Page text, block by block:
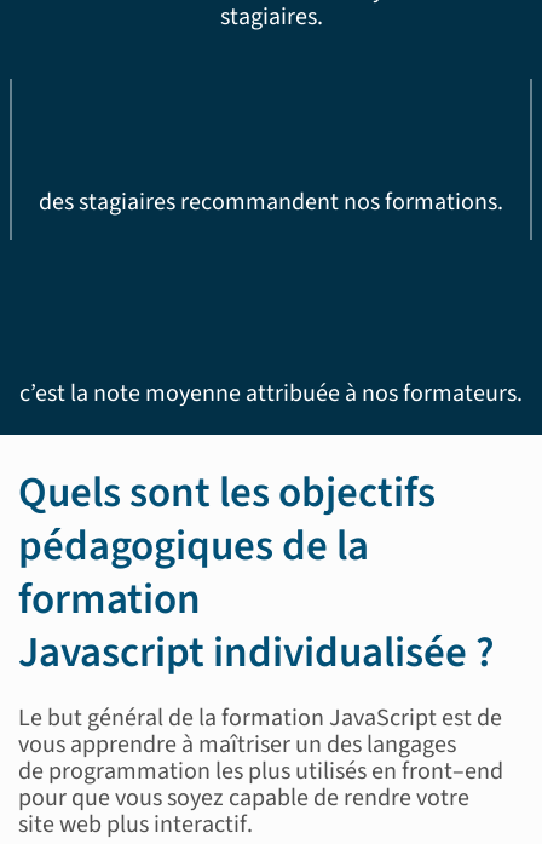
stagiaires.
des stagiaires recommandent nos formations.
c’est la note moyenne attribuée à nos formateurs.
Quels sont les objectifs
pédagogiques de la
formation
Javascript individualisée ?
Le but général de la formation JavaScript estde
vous apprendre à maîtriserun des langages
deprogrammation les plus utilisés en front–end
pour que vous soyez capable de rendre votre
siteweb plus interactif.